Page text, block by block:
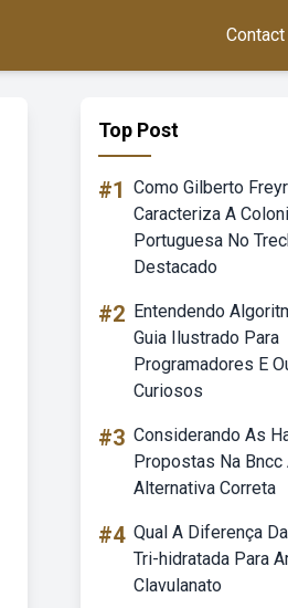
Contact
Top Post
#1 Como Gilberto
Caracteriza A
Portuguesa No
Destacado
#2 Entendendo
Guia Ilustrado Para
Programadores E
Curiosos
#3 Considerando As
Propostas Na
Alternativa Correta
#4 Qual A Diferença
Tri-hidratada Para
Clavulanato